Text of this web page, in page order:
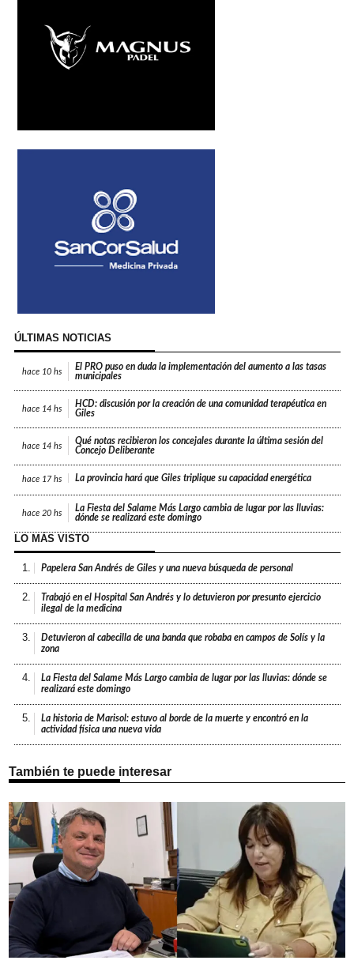
ÚLTIMAS NOTICIAS
hace 10 hs
El PRO puso en duda la implementación del aumento a las tasas
municipales
hace 14 hs
HCD: discusión por la creación de una comunidad terapéutica en
Giles
hace 14 hs
Qué notas recibieron los concejales durante la última sesión del
Concejo Deliberante
hace 17 hs La provincia hará que Giles triplique su capacidad energética
hace 20 hs
La Fiesta del Salame Más Largo cambia de lugar por las lluvias:
dónde se realizará este domingo
LO MÁS VISTO
1. Papelera San Andrés de Giles y una nueva búsqueda de personal
2.
Trabajó en el Hospital San Andrés y lo detuvieron por presunto ejercicio
ilegal de la medicina
3.
Detuvieron al cabecilla de una banda que robaba en campos de Solís y la
zona
4.
La Fiesta del Salame Más Largo cambia de lugar por las lluvias: dónde se
realizará este domingo
5.
La historia de Marisol: estuvo al borde de la muerte y encontró en la
actividad física una nueva vida
También te puede interesar